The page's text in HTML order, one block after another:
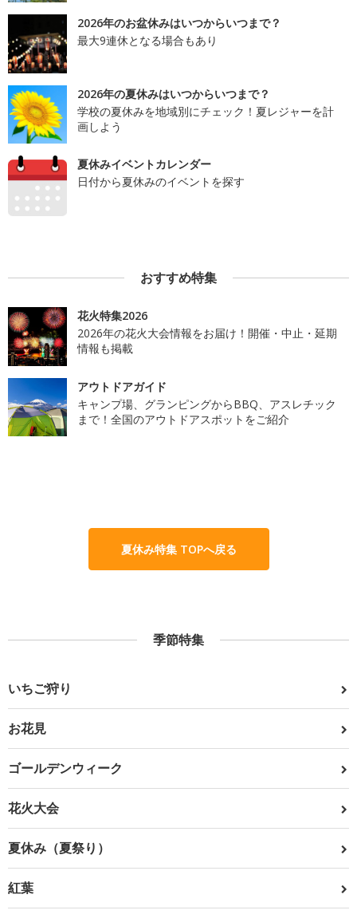
2026年のお盆休みはいつからいつまで？
最大9連休となる場合もあり
2026年の夏休みはいつからいつまで？
学校の夏休みを地域別にチェック！夏レジャーを計
画しよう
夏休みイベントカレンダー
日付から夏休みのイベントを探す
おすすめ特集
花火特集2026
2026年の花火大会情報をお届け！開催・中止・延期
情報も掲載
アウトドアガイド
キャンプ場、グランピングからBBQ、アスレチック
まで！全国のアウトドアスポットをご紹介
夏休み特集 TOPへ戻る
季節特集
いちご狩り
お花見
ゴールデンウィーク
花火大会
夏休み（夏祭り）
紅葉